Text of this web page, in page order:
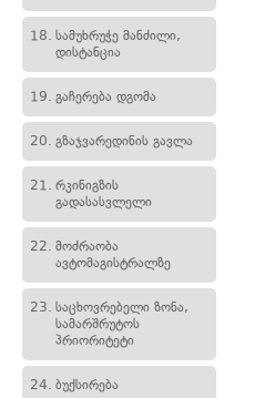
18. სამუხრუჭე მანძილი,
დისტანცია
19. გაჩერება დგომა
20. გზაჯვარედინის გავლა
21. რკინიგზის
გადასასვლელი
22. მოძრაობა
ავტომაგისტრალზე
23. საცხოვრებელი ზონა,
სამარშრუტოს
პრიორიტეტი
24. ბუქსირება